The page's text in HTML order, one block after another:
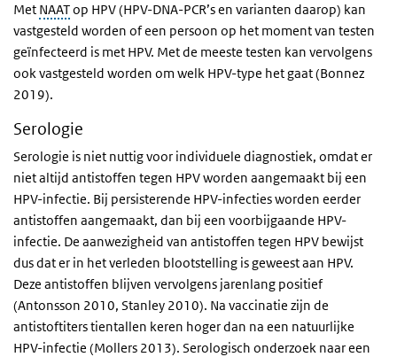
Met NAATop HPV (HPV-DNA-PCR’s en varianten daarop) kan
vastgesteld worden of een persoon op het moment van testen
geïnfecteerd is met HPV. Met de meeste testen kan vervolgens
ook vastgesteld worden om welk HPV-type het gaat (Bonnez
2019).
Serologie
Serologie is niet nuttig voor individuele diagnostiek, omdat er
niet altijd antistoffen tegen HPV worden aangemaakt bij een
HPV-infectie. Bij persisterende HPV-infecties worden eerder
antistoffen aangemaakt, dan bij een voorbijgaande HPV-
infectie. De aanwezigheid van antistoffen tegen HPV bewijst
dus dat er in het verleden blootstelling is geweest aan HPV.
Deze antistoffen blijven vervolgens jarenlang positief
(Antonsson 2010, Stanley 2010). Na vaccinatie zijn de
antistoftiters tientallen keren hoger dan na een natuurlijke
HPV-infectie (Mollers 2013). Serologisch onderzoek naar een